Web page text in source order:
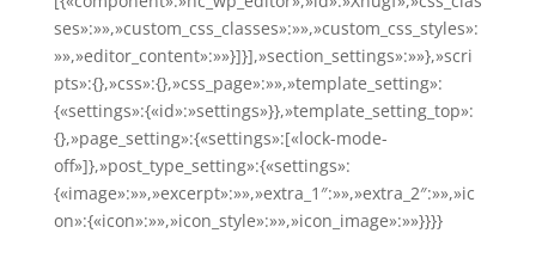
ses»:»»,»custom_css_classes»:»»,»custom_css_styles»:
»»,»editor_content»:»»}]}],»section_settings»:»»},»scri
pts»:{},»css»:{},»css_page»:»»,»template_setting»:
{«settings»:{«id»:»settings»}},»template_setting_top»:
{},»page_setting»:{«settings»:[«lock-mode-
off»]},»post_type_setting»:{«settings»:
{«image»:»»,»excerpt»:»»,»extra_1″:»»,»extra_2″:»»,»ic
on»:{«icon»:»»,»icon_style»:»»,»icon_image»:»»}}}}